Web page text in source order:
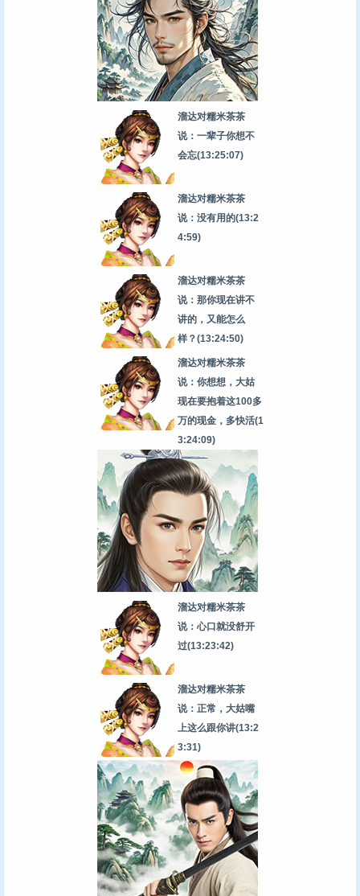
溜达对糯米茶茶
说：一辈子你想不
会忘(13:25:07)
溜达对糯米茶茶
说：没有用的(13:2
4:59)
溜达对糯米茶茶
说：那你现在讲不
讲的，又能怎么
样？(13:24:50)
溜达对糯米茶茶
说：你想想，大姑
现在要抱着这100多
万的现金，多快活(1
3:24:09)
溜达对糯米茶茶
说：心口就没舒开
过(13:23:42)
溜达对糯米茶茶
说：正常，大姑嘴
上这么跟你讲(13:2
3:31)